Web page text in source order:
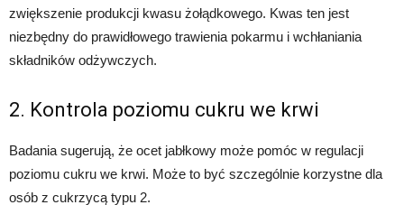
zwiększenie produkcji kwasu żołądkowego. Kwas ten jest
niezbędny do prawidłowego trawienia pokarmu i wchłaniania
składników odżywczych.
2. Kontrola poziomu cukru we krwi
Badania sugerują, że ocet jabłkowy może pomóc w regulacji
poziomu cukru we krwi. Może to być szczególnie korzystne dla
osób z cukrzycą typu 2.